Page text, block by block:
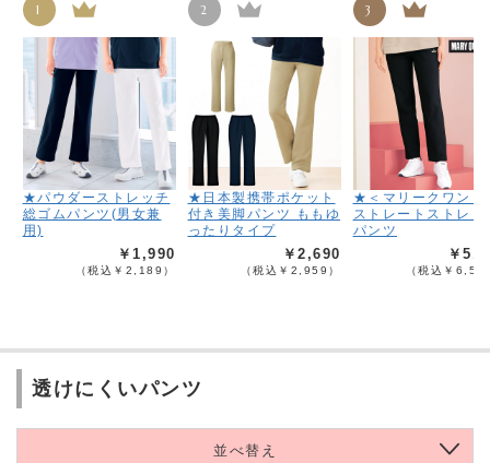
1
★パウダーストレッチ
総ゴムパンツ(男女兼
用)
￥1,990
（税込￥2,189）
2
★日本製携帯ポケット
付き美脚パンツ ももゆ
ったりタイプ
￥2,690
（税込￥2,959）
3
★＜マリークワント
ストレートストレッ
パンツ
￥
（税込￥
透けにくいパンツ
並べ替え